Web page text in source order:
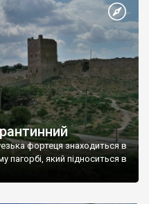
фортеця знаходиться в
пагорбі, який підноситься в